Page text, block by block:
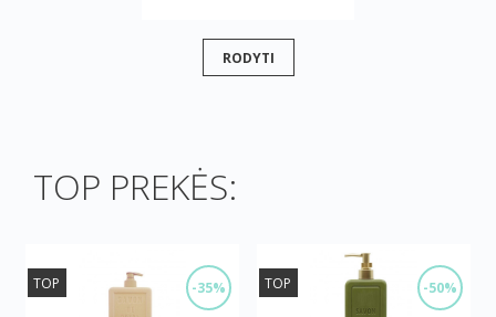
RODYTI
TOP PREKĖS:
-35%
TOP -50%
TOP